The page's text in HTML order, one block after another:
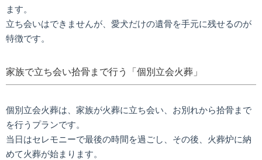
ます。
立ち会いはできませんが、愛犬だけの遺骨を手元に残せるのが
特徴です。
家族で立ち会い拾骨まで行う「個別立会火葬」
個別立会火葬は、家族が火葬に立ち会い、お別れから拾骨まで
を行うプランです。
当日はセレモニーで最後の時間を過ごし、その後、火葬炉に納
めて火葬が始まります。